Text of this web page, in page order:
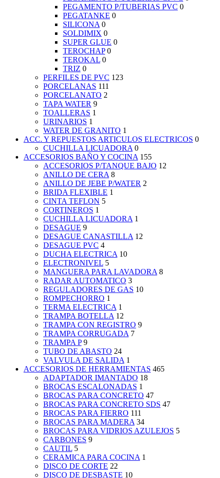
PEGAMENTO P/TUBERIAS PVC 0
PEGATANKE 0
SILICONA 0
SOLDIMIX 0
SUPER GLUE 0
TEROCHAP 0
TEROKAL 0
TRIZ 0
PERFILES DE PVC 123
PORCELANAS 111
PORCELANATO 2
TAPA WATER 9
TOALLERAS 1
URINARIOS 1
WATER DE GRANITO 1
ACC. Y REPUESTOS ARTICULOS ELECTRICOS 0
CUCHILLA LICUADORA 0
ACCESORIOS BAÑO Y COCINA 155
ACCESORIOS P/TANQUE BAJO 12
ANILLO DE CERA 8
ANILLO DE JEBE P/WATER 2
BRIDA FLEXIBLE 1
CINTA TEFLON 5
CORTINEROS 1
CUCHILLA LICUADORA 1
DESAGUE 9
DESAGUE CANASTILLA 12
DESAGUE PVC 4
DUCHA ELECTRICA 10
ELECTRONIVEL 5
MANGUERA PARA LAVADORA 8
RADAR AUTOMATICO 3
REGULADORES DE GAS 10
ROMPECHORRO 1
TERMA ELECTRICA 1
TRAMPA BOTELLA 12
TRAMPA CON REGISTRO 9
TRAMPA CORRUGADA 7
TRAMPA P 9
TUBO DE ABASTO 24
VALVULA DE SALIDA 1
ACCESORIOS DE HERRAMIENTAS 465
ADAPTADOR IMANTADO 18
BROCAS ESCALONADAS 1
BROCAS PARA CONCRETO 47
BROCAS PARA CONCRETO SDS 47
BROCAS PARA FIERRO 111
BROCAS PARA MADERA 34
BROCAS PARA VIDRIOS AZULEJOS 5
CARBONES 9
CAUTIL 5
CERAMICA PARA COCINA 1
DISCO DE CORTE 22
DISCO DE DESBASTE 10